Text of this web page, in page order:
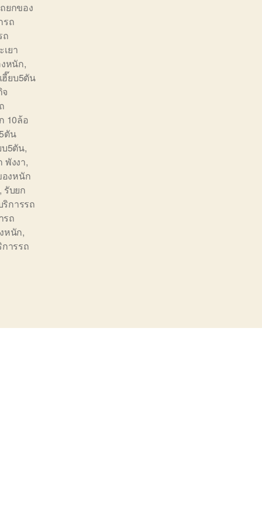
ยกของ
รถ
ถ
เยา
หนัก,
ฮี๊ยบ5ตัน
10ล้อ
ตัน
บ5ตัน,
พังงา,
งหนัก
, รับยก
ริการรถ
รถ
หนัก,
ารรถ